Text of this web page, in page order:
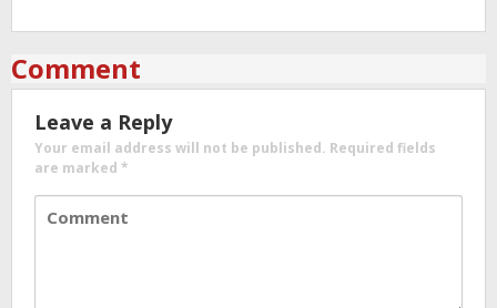
Comment
Leave a Reply
Your email address will not be published. Required fields
are marked *